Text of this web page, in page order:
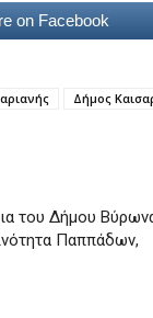
on Facebook
Δήμος
του Δήμου
Παππάδων,